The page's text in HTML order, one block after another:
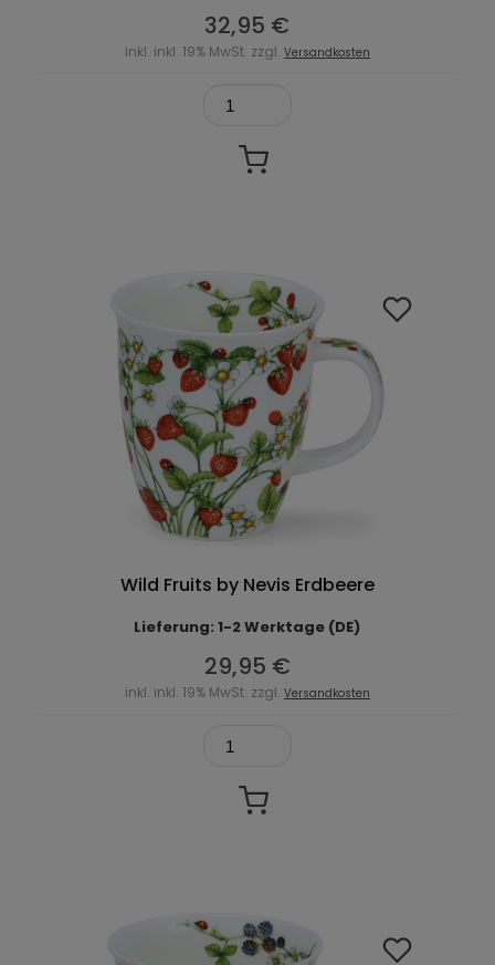
32,95 €
inkl. inkl. 19% MwSt. zzgl. Versandkosten
Wild Fruits by Nevis Erdbeere
Lieferung: 1-2 Werktage (DE)
29,95 €
inkl. inkl. 19% MwSt. zzgl. Versandkosten